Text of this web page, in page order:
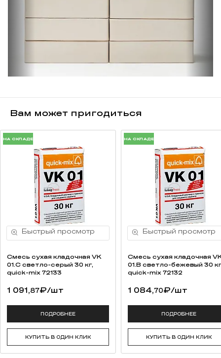
Вам может пригодиться
НА СКЛАДЕ
Смесь cухая кладочная VK
01.C светло-серый 30 кг,
quick-mix 72133
1 091,87₽/шт
ПОДРОБНЕЕ
КУПИТЬ В ОДИН КЛИК
НА СКЛАДЕ
Смесь cухая кладочная
01.B светло-бежевый 30
quick-mix 72132
1 084,70₽/шт
ПОДРОБНЕЕ
КУПИТЬ В ОДИН КЛИК